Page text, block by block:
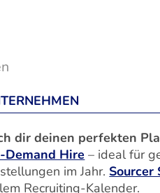
dir deinen perfekten
Demand Hire – ideal für
im Jahr. Sourcer
Recruiting-Kalender.